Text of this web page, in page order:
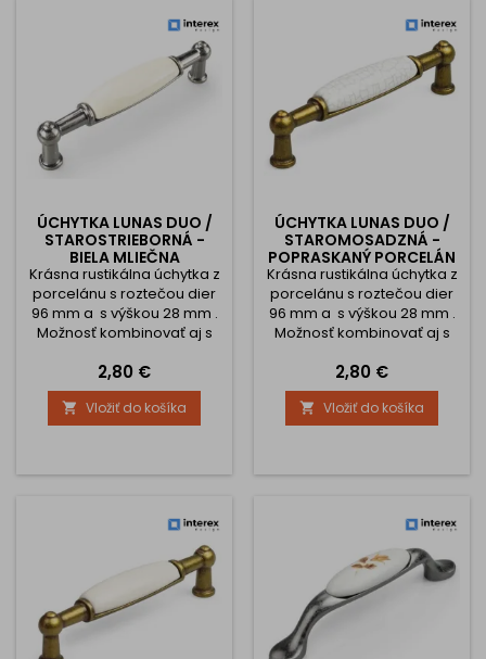
ÚCHYTKA LUNAS DUO /
STAROSTRIEBORNÁ -
BIELA MLIEČNA
Krásna rustikálna úchytka z
porcelánu s roztečou dier
96 mm a s výškou 28 mm .
Možnosť kombinovať aj s
Cena
2,80 €
 Vložiť do košíka
ÚCHYTKA LUNAS DUO /
STAROMOSADZNÁ -
POPRASKANÝ PORCELÁN
Krásna rustikálna úchytka z
porcelánu s roztečou dier
96 mm a s výškou 28 mm .
Možnosť kombinovať aj s
Cena
2,80 €
 Vložiť do košíka